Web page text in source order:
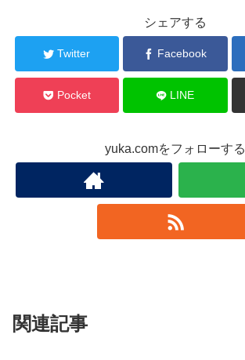
シェアする
Twitter Facebook
Pocket LINE
yuka.comをフォローする
関連記事